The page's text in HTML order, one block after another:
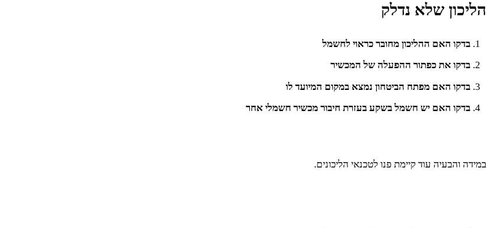
הליכון שלא נדלק
בדקו האם ההליכון מחובר כראוי לחשמל
בדקו את כפתור ההפעלה של המכשיר
בדקו האם מפתח הביטחון נמצא במקום המיועד לו
בדקו האם יש חשמל בשקע בעזרת חיבור מכשיר חשמלי אחר
במידה והבעיה עוד קיימת פנו לטכנאי הליכונים.